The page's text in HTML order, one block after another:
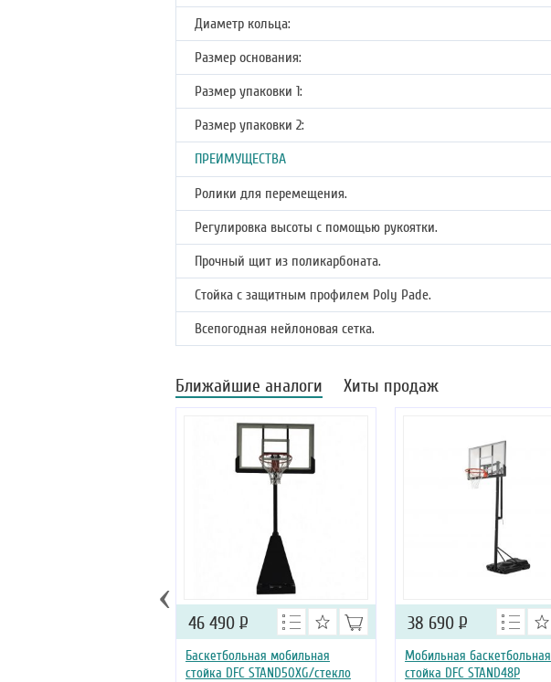
Диаметр кольца:
Размер основания:
Размер упаковки 1:
Размер упаковки 2:
ПРЕИМУЩЕСТВА
Ролики для перемещения.
Регулировка высоты с помощью рукоятки.
Прочный щит из поликарбоната.
Стойка с защитным профилем Poly Pade.
Всепогодная нейлоновая сетка.
Ближайшие аналоги Хиты продаж
Баскетбольная мобильная
стойка DFC STAND50XG/стекло
46 490 Р
Мобильная баскетбольная
стойка DFC STAND48P
38 690 Р
‹